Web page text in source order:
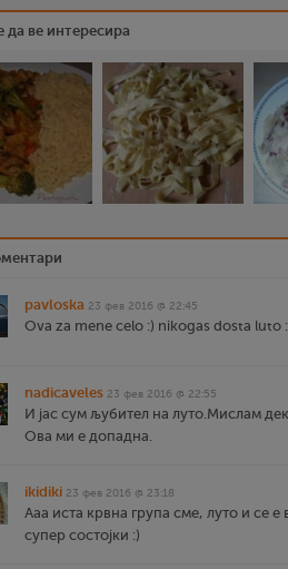
да ве интересира
pavloska 23 фев 2016 @ 22:45
Ova za mene celo :) nikogas dosta luto
nadicaveles 23 фев 2016 @ 22:55
И јас сум љубител на луто.Мислам
Ова ми е допадна.
ikidiki 23 фев 2016 @ 23:18
Ааа иста крвна група сме, луто и се
супер состојки :)